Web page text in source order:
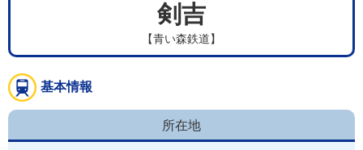
剣吉
【青い森鉄道】
基本情報
所在地